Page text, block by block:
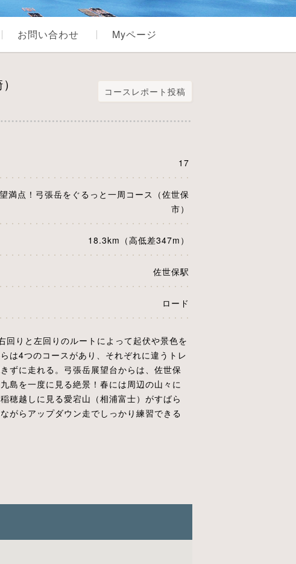
お問い合わせ Myページ
コースレポート投稿
17
満点！弓張岳をぐるっと一周コース（佐世保
市）
18.3km（高低差347m）
佐世保駅
ロード
回りと左回りのルートによって起伏や景色を
は4つのコースがあり、それぞれに違うトレ
ずに走れる。弓張岳展望台からは、佐世保
島を一度に見る絶景！春には周辺の山々に
穂越しに見る愛宕山（相浦富士）がすばら
がらアップダウン走でしっかり練習できる